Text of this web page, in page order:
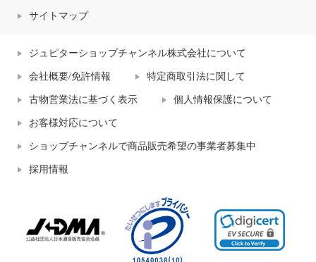
サイトマップ
ジュピターショップチャンネル株式会社について
会社概要/免許情報 特定商取引法に関して
古物営業法に基づく表示 個人情報保護について
お客様対応について
ショップチャンネルで商品販売希望の事業者募集中
採用情報